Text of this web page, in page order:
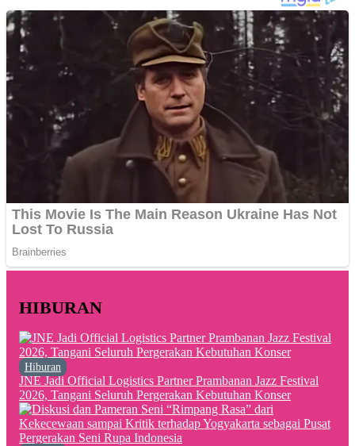
HIBURAN
Hiburan
JNE Jadi Official Logistics Partner Prambanan Jazz Festival
2026, Tangani Seluruh Pergerakan Kebutuhan Konser